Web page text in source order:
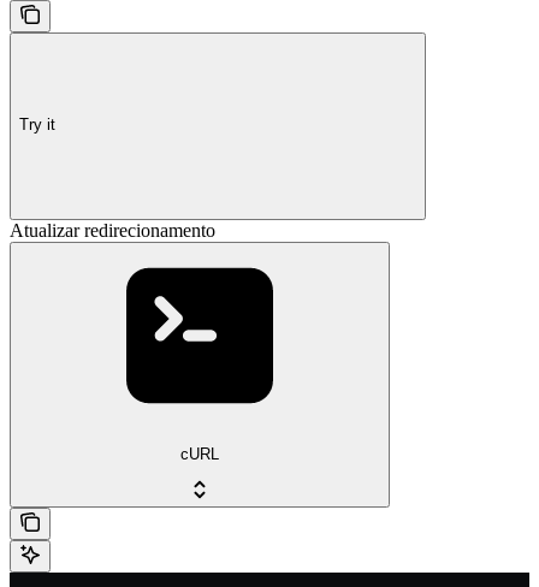
Try it
Atualizar redirecionamento
cURL